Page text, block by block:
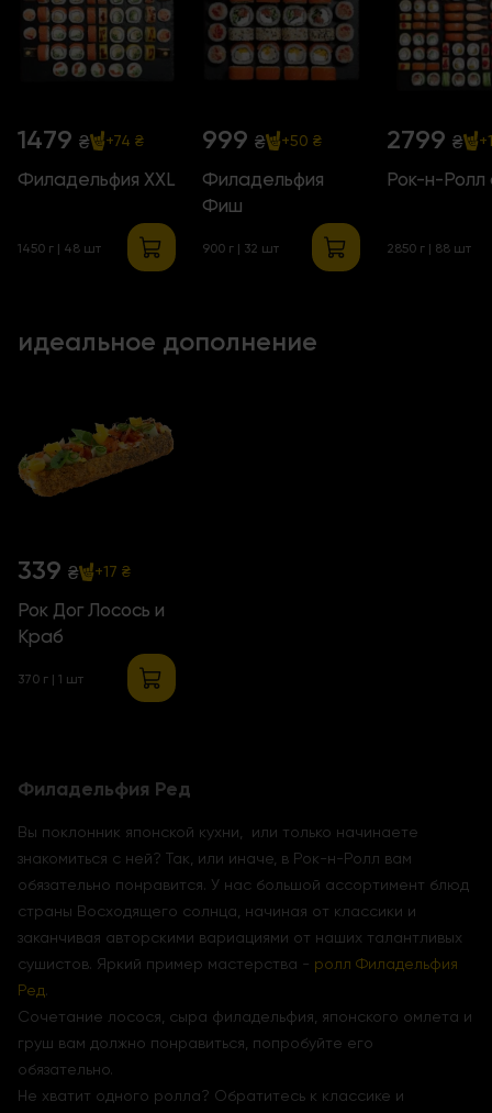
1479 ₴ +74 ₴
Филадельфия ХХL
1450 г | 48 шт
999 ₴ +50 ₴
Филадельфия
Фиш
900 г | 32 шт
2799 ₴
Рок-н-Ролл
2850 г | 88 шт
идеальное дополнение
339 ₴ +17 ₴
Рок Дог Лосось и
Краб
370 г | 1 шт
Филадельфия Ред
Вы поклонник японской кухни, или только начинаете
знакомиться с ней? Так, или иначе, в Рок-н-Ролл вам
обязательно понравится. У нас большой ассортимент блюд
страны Восходящего солнца, начиная от классики и
заканчивая авторскими вариациями от наших талантливых
сушистов. Яркий пример мастерства - ролл Филадельфия
Ред.
Сочетание лосося, сыра филадельфия, японского омлета и
груш вам должно понравиться, попробуйте его
обязательно.
Не хватит одного ролла? Обратитесь к классике и